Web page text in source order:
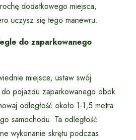
dodatkowego miejsca,
uczysz się tego manewru.
do zaparkowanego
miejsce, ustaw swój
pojazdu zaparkowanego obok
odległość około 1-1,5 metra
samochodu. Ta odległość
wykonanie skrętu podczas